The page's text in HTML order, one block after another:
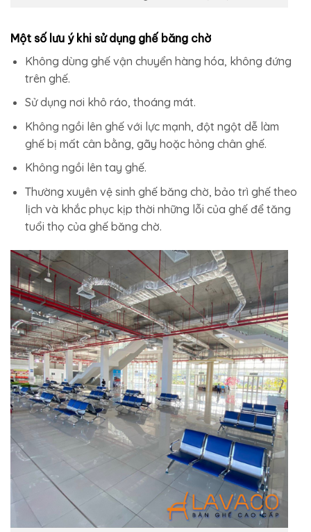
Một số lưu ý khi sử dụng ghế băng chờ
Không dùng ghế vận chuyển hàng hóa, không đứng
trên ghế.
Sử dụng nơi khô ráo, thoáng mát.
Không ngồi lên ghế với lực mạnh, đột ngột dễ làm
ghế bị mất cân bằng, gãy hoặc hỏng chân ghế.
Không ngồi lên tay ghế.
Thường xuyên vệ sinh ghế băng chờ, bảo trì ghế theo
lịch và khắc phục kịp thời những lỗi của ghế để tăng
tuổi thọ của ghế băng chờ.